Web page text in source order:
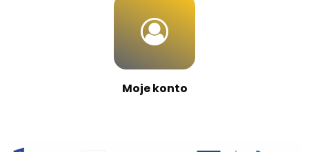
Moje konto